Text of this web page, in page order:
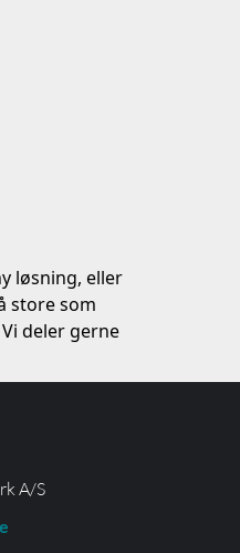
løsning, eller
store som
deler gerne
A/S